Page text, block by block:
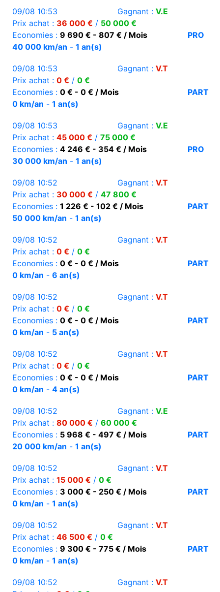
09/08 10:53 Gagnant : V.E
Prix achat : 36 000 € / 50 000 €
Economies : 9 690 € - 807 € / Mois
PRO
40 000 km/an - 1 an(s)
09/08 10:53 Gagnant : V.T
Prix achat : 0 € / 0 €
Economies : 0 € - 0 € / Mois
PART
0 km/an - 1 an(s)
09/08 10:53 Gagnant : V.E
Prix achat : 45 000 € / 75 000 €
Economies : 4 246 € - 354 € / Mois
PRO
30 000 km/an - 1 an(s)
09/08 10:52 Gagnant : V.T
Prix achat : 30 000 € / 47 800 €
Economies : 1 226 € - 102 € / Mois
PART
50 000 km/an - 1 an(s)
09/08 10:52 Gagnant : V.T
Prix achat : 0 € / 0 €
Economies : 0 € - 0 € / Mois
PART
0 km/an - 6 an(s)
09/08 10:52 Gagnant : V.T
Prix achat : 0 € / 0 €
Economies : 0 € - 0 € / Mois
PART
0 km/an - 5 an(s)
09/08 10:52 Gagnant : V.T
Prix achat : 0 € / 0 €
Economies : 0 € - 0 € / Mois
PART
0 km/an - 4 an(s)
09/08 10:52 Gagnant : V.E
Prix achat : 80 000 € / 60 000 €
Economies : 5 968 € - 497 € / Mois
PART
20 000 km/an - 1 an(s)
09/08 10:52 Gagnant : V.T
Prix achat : 15 000 € / 0 €
Economies : 3 000 € - 250 € / Mois
PART
0 km/an - 1 an(s)
09/08 10:52 Gagnant : V.T
Prix achat : 46 500 € / 0 €
Economies : 9 300 € - 775 € / Mois
PART
0 km/an - 1 an(s)
09/08 10:52 Gagnant : V.T